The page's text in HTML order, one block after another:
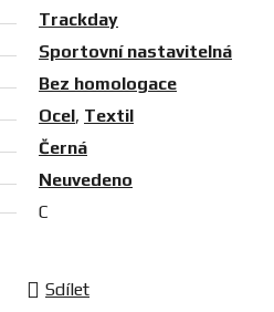
Trackday
Sportovní nastavitelná
Bez homologace
Ocel, Textil
Černá
Neuvedeno
C
Sdílet